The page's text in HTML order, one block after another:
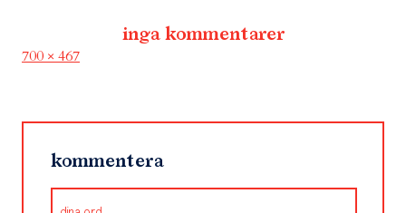
inga kommentarer
Full
700 × 467
kommentera